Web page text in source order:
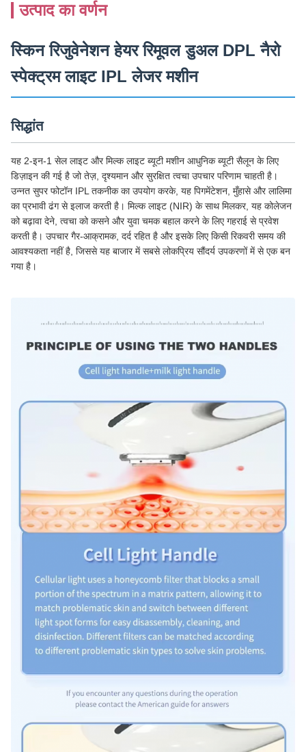
उत्पाद का वर्णन
स्किन रिजुवेनेशन हेयर रिमूवल डुअल DPL नैरो
स्पेक्ट्रम लाइट IPL लेजर मशीन
सिद्धांत
यह 2-इन-1 सेल लाइट और मिल्क लाइट ब्यूटी मशीन आधुनिक ब्यूटी सैलून के लिए
डिज़ाइन की गई है जो तेज़, दृश्यमान और सुरक्षित त्वचा उपचार परिणाम चाहती है।
उन्नत सुपर फोटॉन IPL तकनीक का उपयोग करके, यह पिगमेंटेशन, मुँहासे और लालिमा
का प्रभावी ढंग से इलाज करती है। मिल्क लाइट (NIR) के साथ मिलकर, यह कोलेजन
को बढ़ावा देने, त्वचा को कसने और युवा चमक बहाल करने के लिए गहराई से प्रवेश
करती है। उपचार गैर-आक्रामक, दर्द रहित है और इसके लिए किसी रिकवरी समय की
आवश्यकता नहीं है, जिससे यह बाजार में सबसे लोकप्रिय सौंदर्य उपकरणों में से एक बन
गया है।